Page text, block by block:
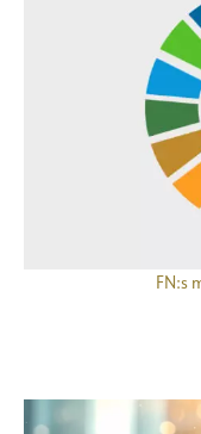
FN:s